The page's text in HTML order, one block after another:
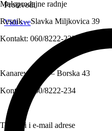
Maloprodajne radnje
Resnik – Slavka Miljkovica 39
Kontakt: 060/8222-233
Kanarevo brdo – Borska 43
Kontakt:
060/8222-234
Telefoni i e-mail adrese
Proizvodi
Vidi sve